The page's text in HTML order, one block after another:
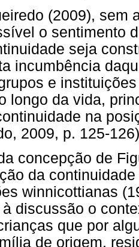
(2009), sem
o sentimento
seja
incumbência
e
longo da vida,
na
2009, p. 125-
concepção de
da
winnicottianas
discussão o
que por
de origem,